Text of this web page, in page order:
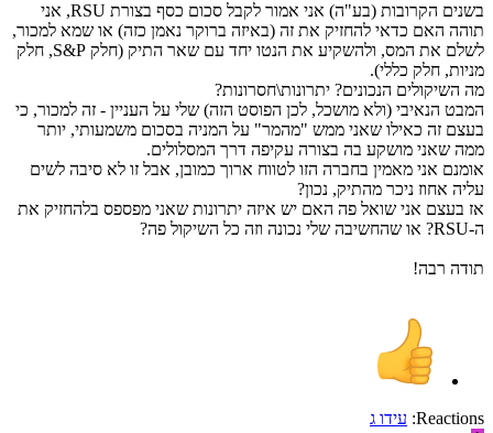
בשנים הקרובות (בע"ה) אני אמור לקבל סכום כסף בצורת RSU, אני
תוהה האם כדאי להחזיק את זה (באיזה ברוקר נאמן כזה) או שמא למכור,
לשלם את המס, ולהשקיע את הנטו יחד עם שאר התיק (חלק S&P, חלק
מניות, חלק כללי).
מה השיקולים הנכונים? יתרונות\חסרונות?
המבט הנאיבי (ולא מושכל, לכן הפוסט הזה) שלי על העניין - זה למכור, כי
בעצם זה כאילו שאני ממש "מהמר" על המניה בסכום משמעותי, יותר
ממה שאני מושקע בה בצורה עקיפה דרך המסלולים.
אומנם אני מאמין בחברה הזו לטווח ארוך כמובן, אבל זו לא סיבה לשים
עליה אחוז ניכר מהתיק, נכון?
אז בעצם אני שואל פה האם יש איזה יתרונות שאני מפספס בלהחזיק את
ה-RSU? או שהחשיבה שלי נכונה וזה כל השיקול פה?
תודה רבה!
Reactions: עידו ג